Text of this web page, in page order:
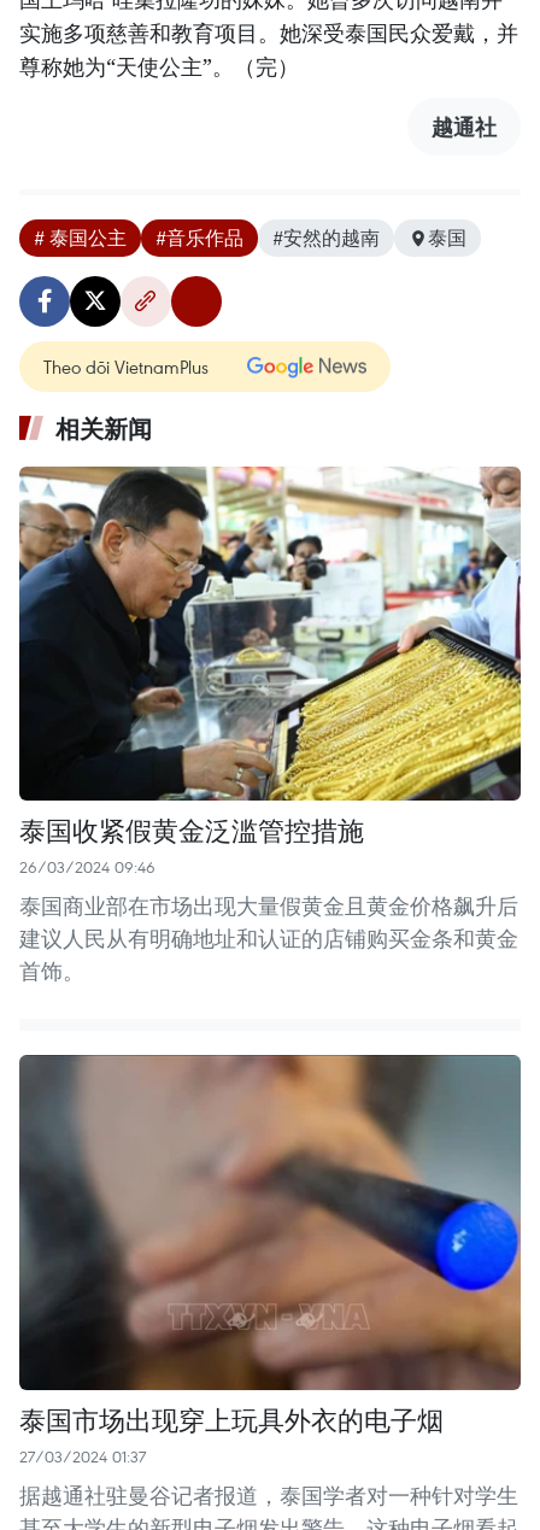
实施多项慈善和教育项目。她深受泰国民众爱戴，并
尊称她为“天使公主”。（完）
越通社
# 泰国公主 #音乐作品 #安然的越南 泰国
Theo dõi VietnamPlus
相关新闻
泰国收紧假黄金泛滥管控措施
26/03/2024 09:46
泰国商业部在市场出现大量假黄金且黄金价格飙升后
建议人民从有明确地址和认证的店铺购买金条和黄金
首饰。
泰国市场出现穿上玩具外衣的电子烟
27/03/2024 01:37
据越通社驻曼谷记者报道，泰国学者对一种针对学生